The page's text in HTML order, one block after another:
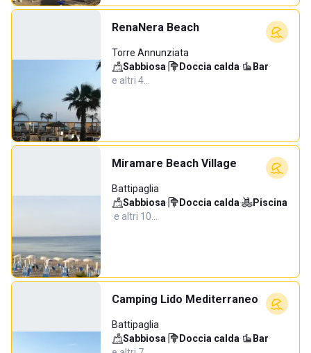
RenaNera Beach
Torre Annunziata
Sabbiosa· Doccia calda· Bar·
e altri 4…
Miramare Beach Village
Battipaglia
Sabbiosa· Doccia calda·
Piscina
·e altri 10…
Camping Lido Mediterraneo
Battipaglia
Sabbiosa· Doccia calda· Bar·